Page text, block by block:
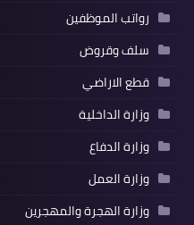
رواتب الموظفين
سلف وقروض
قطع الاراضي
وزارة الداخلية
وزارة الدفاع
وزارة العمل
وزارة الهجرة والمهجرين